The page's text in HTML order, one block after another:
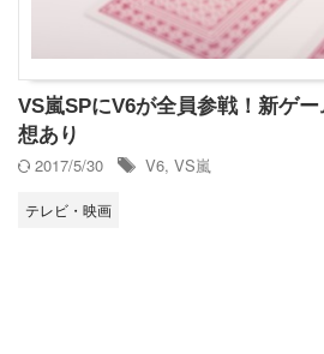
VS嵐SPにV6が全員参戦！新ゲ
想あり
2017/5/30
V6, VS嵐
テレビ・映画